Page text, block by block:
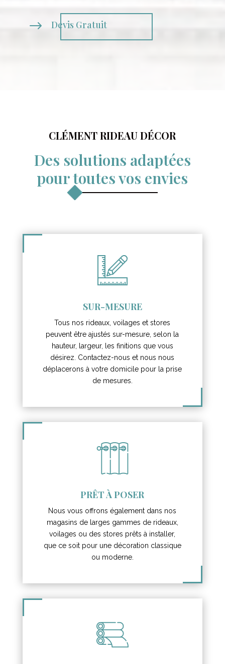
$ Devis Gratuit
CLÉMENT RIDEAU DÉCOR
Des solutions adaptées
pour toutes vos envies
SUR-MESURE
Tous nos rideaux, voilages et stores
peuvent être ajustés sur-mesure, selon la
hauteur, largeur, les finitions que vous
désirez. Contactez-nous et nous nous
déplacerons à votre domicile pour la prise
de mesures.
PRÊT À POSER
Nous vous offrons également dans nos
magasins de larges gammes de rideaux,
voilages ou des stores prêts à installer,
que ce soit pour une décoration classique
ou moderne.